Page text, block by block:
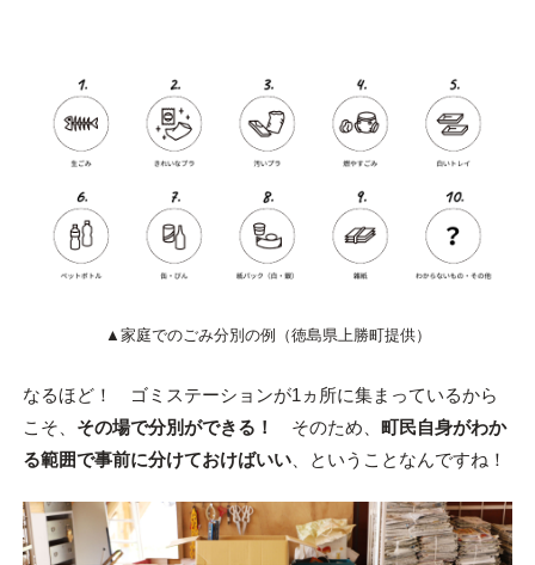
▲家庭でのごみ分別の例（徳島県上勝町提供）
なるほど！ ゴミステーションが1ヵ所に集まっているから
こそ、 その場で分別ができる！ そのため、 町民自身がわか
る範囲で事前に分けておけばいい、ということなんですね！